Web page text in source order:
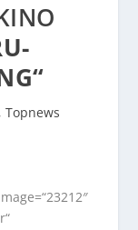
, Topnews